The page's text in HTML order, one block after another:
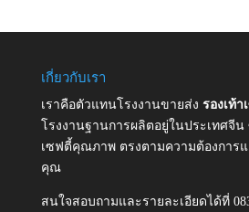
เกี่ยวกับเรา
เราคือตัวแทนโรงงานขายส่ง รองเท้า
โรงงานฐานการผลิตอยู่ในประเทศจีน
เซฟตี้คุณภาพ ตรงตามความต้องการ
คุณ
สนใจสอบถามและรายละเอียดได้ที่